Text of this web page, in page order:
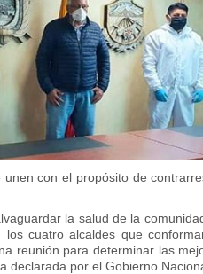
con el propósito de
la salud de la
cuatro alcaldes que
reunión para determinar las
declarada por el Gobierno